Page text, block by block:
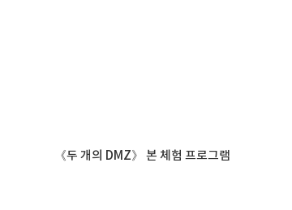
《두 개의 DMZ》 본 체험 프로그램